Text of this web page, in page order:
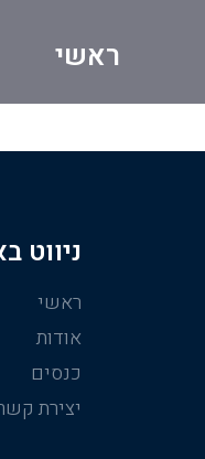
ראשי
ניווט
ראשי
אודות
כנסים
יצירת